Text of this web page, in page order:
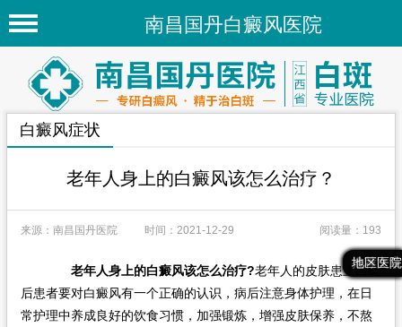
南昌国丹白癜风医院
首页
医院简介
医院新闻
专家团队
先进技术
白癜风常识
白癜风人群
最新文章
热门文章
推荐文章
地区医院
白癜风症状
老年人身上的白癜风该怎么治疗？
来源：南昌国丹医院 时间：2021-12-29 阅读量：193
老年人身上的白癜风该怎么治疗?老年人的皮肤患上白斑
后患者要对白癜风有一个正确的认识，病后注意身体护理，在日
常护理中养成良好的饮食习惯，加强锻炼，增强皮肤保养，不熬